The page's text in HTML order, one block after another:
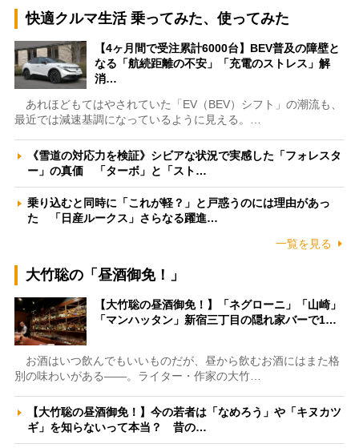
快適クルマ生活 乗ってみた、使ってみた
【4ヶ月間で受注累計6000台】BEV普及の障壁と
なる「航続距離の不安」「充電のストレス」解
消…
あれほどもてはやされていた「EV（BEV）シフト」の潮流も、
最近では減速基調になっているように見える。…
《雪道の対応力を検証》シビアな状況で実感した「フォレスタ
ー」の真価 「ターボ」と「スト…
乗り込むと同時に「これが軽？」と戸惑うのには理由があっ
た 「日産ルークス」さらなる躍進…
一覧を見る
大竹聡の「昼酒御免！」
【大竹聡の昼酒御免！】「ネグローニ」「山崎」
「マンハッタン」新宿三丁目の隠れ家バーで1…
お酒はいつ飲んでもいいものだが、昼から飲むお酒にはまた格
別の味わいがある――。ライター・作家の大竹…
【大竹聡の昼酒御免！】今の若者は「なめろう」や「キヌカツ
ギ」を知らないって本当？ 昔の…